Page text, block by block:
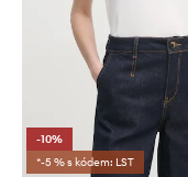
-10%
*-5 % s kódem: LST